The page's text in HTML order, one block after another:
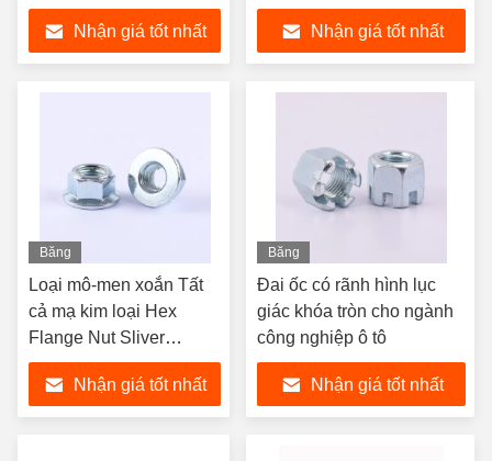
Nhận giá tốt nhất
bằng đồng
Nhận giá tốt nhất
Băng
hình
Loại mô-men xoắn Tất
cả mạ kim loại Hex
Flange Nut Sliver
Surface
Nhận giá tốt nhất
Băng
hình
Đai ốc có rãnh hình lục
giác khóa tròn cho ngành
công nghiệp ô tô
Nhận giá tốt nhất